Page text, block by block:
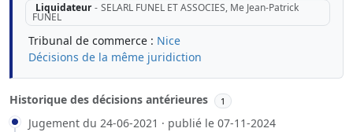
Liquidateur - SELARL FUNEL ET ASSOCIES, Me Jean-Patrick
FUNEL
Tribunal de commerce : Nice
Décisions de la même juridiction
Historique des décisions antérieures 1
Jugement du 24-06-2021 · publié le 07-11-2024